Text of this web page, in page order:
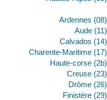
Ardennes (08)
Aude (11)
Calvados (14)
Charente-Maritime (17)
Haute-corse (2b)
Creuse (23)
Drôme (26)
Finistère (29)